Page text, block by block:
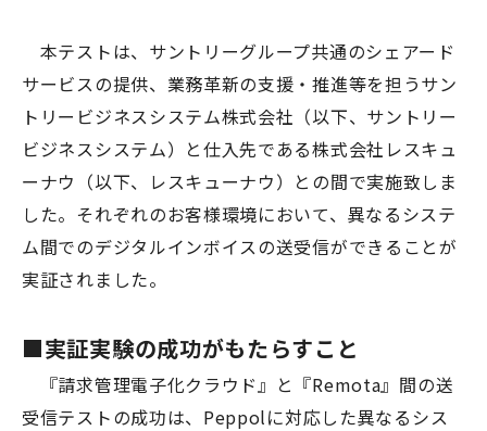
本テストは、サントリーグループ共通のシェアード
サービスの提供、業務革新の支援・推進等を担うサン
トリービジネスシステム株式会社（以下、サントリー
ビジネスシステム）と仕入先である株式会社レスキュ
ーナウ（以下、レスキューナウ）との間で実施致しま
した。それぞれのお客様環境において、異なるシステ
ム間でのデジタルインボイスの送受信ができることが
実証されました。
■実証実験の成功がもたらすこと
『請求管理電子化クラウド』と『Remota』間の送
受信テストの成功は、Peppolに対応した異なるシス